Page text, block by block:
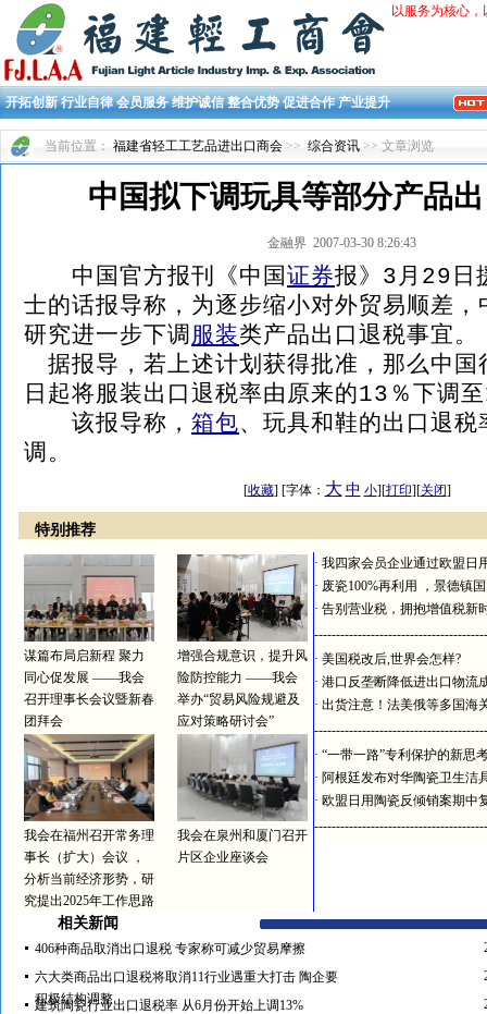
以服务为核心
开拓创新 行业自律 会员服务 维护诚信 整合优势 促进合作 产业提升
当前位置： 福建省轻工工艺品进出口商会 >> 综合资讯 >> 文章浏览
中国拟下调玩具等部分产品
金融界 2007-03-30 8:26:43
中国官方报刊《中国证券报》3月29日
士的话报导称，为逐步缩小对外贸易顺差，
研究进一步下调服装类产品出口退税事宜。
据报导，若上述计划获得批准，那么中
日起将服装出口退税率由原来的13％下调
该报导称， 箱包、玩具和鞋的出口退
调。
[收藏] [字体： 大 中 小][打印][关闭]
特别推荐
谋篇布局启新程 聚力
同心促发展 ——我会
召开理事长会议暨新春
团拜会
增强合规意识，提升风
险防控能力 ——我会
举办“贸易风险规避及
应对策略研讨会”
我会在福州召开常务理
事长（扩大）会议 ，
分析当前经济形势，研
究提出2025年工作思路
我会在泉州和厦门召开
片区企业座谈会
· 我四家会员企业通过欧盟日
· 废瓷100%再利用 ，景德镇
· 告别营业税，拥抱增值税新
· 美国税改后,世界会怎样?
· 港口反垄断降低进出口物流
· 出货注意！法美俄等多国海
· “一带一路”专利保护的新思
· 阿根廷发布对华陶瓷卫生洁
· 欧盟日用陶瓷反倾销案期中
相关新闻
406种商品取消出口退税 专家称可减少贸易摩擦
六大类商品出口退税将取消11行业遇重大打击 陶企要
积极结构调整
建筑陶瓷行业出口退税率 从6月份开始上调13%